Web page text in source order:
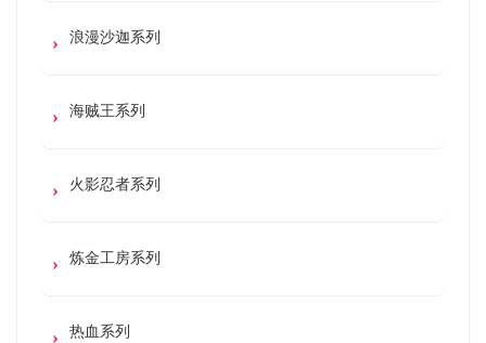
浪漫沙迦系列
海贼王系列
火影忍者系列
炼金工房系列
热血系列